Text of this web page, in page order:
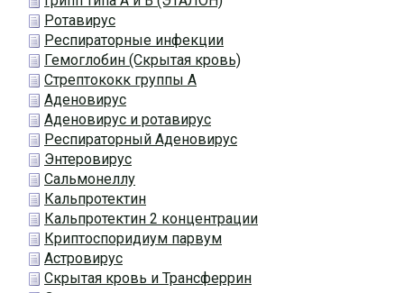
Ротавирус
Респираторные инфекции
Гемоглобин (Скрытая кровь)
Стрептококк группы А
Аденовирус
Аденовирус и ротавирус
Респираторный Аденовирус
Энтеровирус
Сальмонеллу
Кальпротектин
Кальпротектин 2 концентрации
Криптоспоридиум парвум
Астровирус
Скрытая кровь и Трансферрин